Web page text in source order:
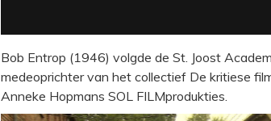
Bob Entrop (1946) volgde de St. Joost
medeoprichter van het collectief De kritiese
Anneke Hopmans SOL FILMprodukties.